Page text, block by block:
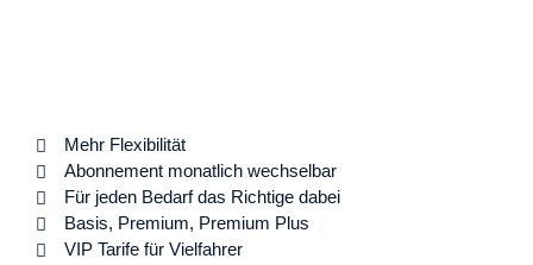
Mehr Flexibilität
Abonnement monatlich wechselbar
Für jeden Bedarf das Richtige dabei
Basis, Premium, Premium Plus
VIP Tarife für Vielfahrer